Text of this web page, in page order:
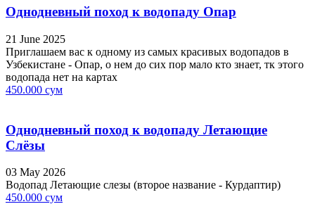
Однодневный поход к водопаду Опар
21 June 2025
Приглашаем вас к одному из самых красивых водопадов в
Узбекистане - Опар, о нем до сих пор мало кто знает, тк этого
водопада нет на картах
450.000 сум
Однодневный поход к водопаду Летающие
Слёзы
03 May 2026
Водопад Летающие слезы (второе название - Курдаптир)
450.000 сум